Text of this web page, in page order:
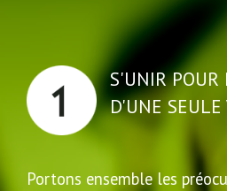
S'UNIR POUR
D'UNE SEULE
Portons ensemble les